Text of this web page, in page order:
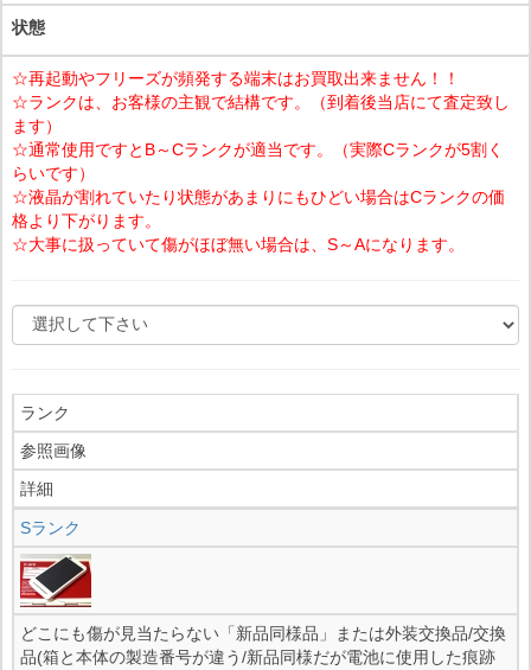
状態
☆再起動やフリーズが頻発する端末はお買取出来ません！！
☆ランクは、お客様の主観で結構です。（到着後当店にて査定致し
ます）
☆通常使用ですとB～Cランクが適当です。（実際Cランクが5割く
らいです）
☆液晶が割れていたり状態があまりにもひどい場合はCランクの価
格より下がります。
☆大事に扱っていて傷がほぼ無い場合は、S～Aになります。
ランク
参照画像
詳細
Sランク
どこにも傷が見当たらない「新品同様品」または外装交換品/交換
品(箱と本体の製造番号が違う/新品同様だが電池に使用した痕跡